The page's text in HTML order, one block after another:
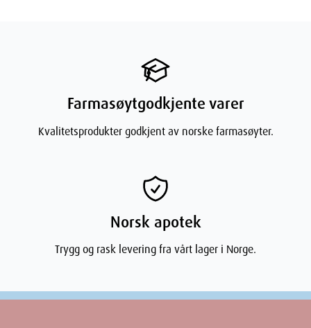
Farmasøytgodkjente varer
Kvalitetsprodukter godkjent av norske farmasøyter.
Norsk apotek
Trygg og rask levering fra vårt lager i Norge.